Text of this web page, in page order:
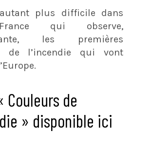
plus difficile dans
qui observe,
les premières
de l’incendie qui vont
Couleurs de
» disponible ici